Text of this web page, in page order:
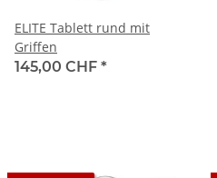
ELITE Tablett rund mit
Griffen
145,00 CHF *